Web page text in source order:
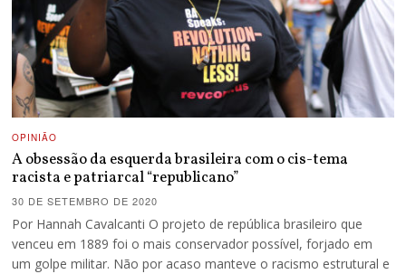
OPINIÃO
A obsessão da esquerda brasileira com o cis-tema
racista e patriarcal “republicano”
30 DE SETEMBRO DE 2020
Por Hannah Cavalcanti O projeto de república brasileiro que
venceu em 1889 foi o mais conservador possível, forjado em
um golpe militar. Não por acaso manteve o racismo estrutural e